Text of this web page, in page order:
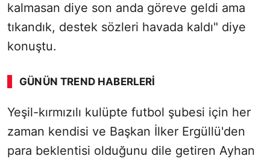
kalmasan diye son anda göreve geldi ama
tıkandık, destek sözleri havada kaldı" diye
konuştu.
GÜNÜN TREND HABERLERI
SÖZCÜ SON DAKİKA
Yeşil-kırmızılı kulüpte futbol şubesi için her
zaman kendisi ve Başkan İlker Ergüllü'den
para beklentisi olduğunu dile getiren Ayhan